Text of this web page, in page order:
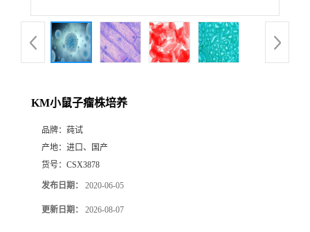
KM小鼠子瘤株培养
品牌： 莼试
产地： 进口、国产
货号： CSX3878
发布日期： 2020-06-05
更新日期： 2026-08-07